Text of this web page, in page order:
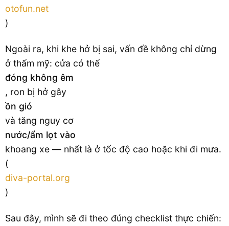
otofun.net
)
Ngoài ra, khi khe hở bị sai, vấn đề không chỉ dừng
ở thẩm mỹ: cửa có thể
đóng không êm
, ron bị hở gây
ồn gió
và tăng nguy cơ
nước/ẩm lọt vào
khoang xe — nhất là ở tốc độ cao hoặc khi đi mưa.
(
diva-portal.org
)
Sau đây, mình sẽ đi theo đúng checklist thực chiến: